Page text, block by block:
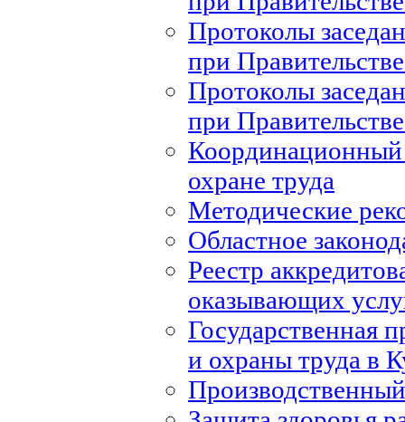
Протоколы
при
Протоколы
при
Координационный
охране труда
Методические
Областное
Реестр
оказывающих
Государственная
и охраны труда в